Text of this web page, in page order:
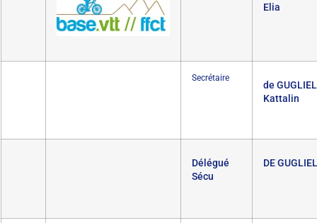
Elia
Secrétaire
de
Kattalin
Délégué
Sécu
DE